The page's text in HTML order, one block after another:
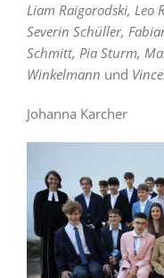
Liam Raigorodski, Leo
Severin Schüller,
Schmitt, Pia Sturm,
Winkelmann und
Johanna Karcher